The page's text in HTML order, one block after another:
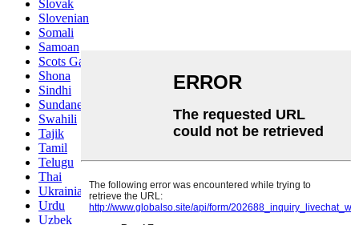
Slovak
Slovenian
Somali
Samoan
Scots Gaelic
Shona
Sindhi
Sundanese
Swahili
Tajik
Tamil
Telugu
Thai
Ukrainian
Urdu
Uzbek